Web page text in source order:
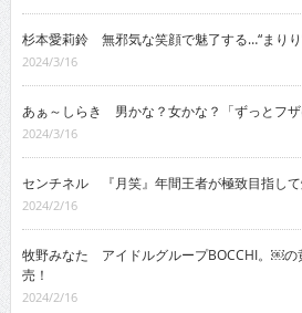
杉本愛莉鈴 無邪気な笑顔で魅了する…“まりり
2024/3/16
あぁ～しらき 男かな？女かな？「ずっとフザ
2024/3/16
センチネル 『月笑』年間王者が極致目指して
2024/2/16
牧野みなた アイドルグループBOCCHI。￼の
売！
2024/2/16